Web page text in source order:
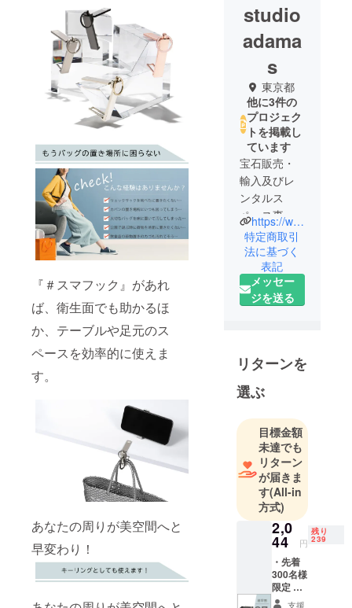
『＃スマフック』があれ
ば、衛生面でも助かるほ
か、テーブルや足元のス
ペースを効率的に使えま
す。
あなたの周りが美空間へと
早変わり！
studio
adama
s
東京都
他に3件の
プロジェク
トを掲載し
ています
宝石販売・
輸入及びレ
ンタルス
ペース事業
展開、現在
はネットサ
イトによる
アウトドア
商品を主軸
https://www.instabase.jp/space/669338284
特定商取引
法に基づく
表記
メッセー
ジを送る
リターンを
選ぶ
目標金額
未達でも
リターン
が届きま
す(All-in
方式)
2,0
44 円
残り
239
・先着
300名様
限定 ・
smarth
支援